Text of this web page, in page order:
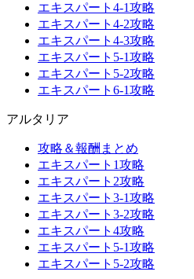
エキスパート4-1攻略
エキスパート4-2攻略
エキスパート4-3攻略
エキスパート5-1攻略
エキスパート5-2攻略
エキスパート6-1攻略
アルタリア
攻略＆報酬まとめ
エキスパート1攻略
エキスパート2攻略
エキスパート3-1攻略
エキスパート3-2攻略
エキスパート4攻略
エキスパート5-1攻略
エキスパート5-2攻略